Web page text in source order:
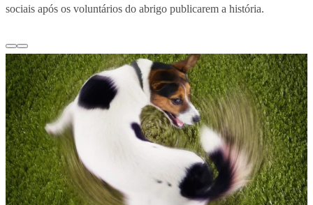
sociais após os voluntários do abrigo publicarem a história.